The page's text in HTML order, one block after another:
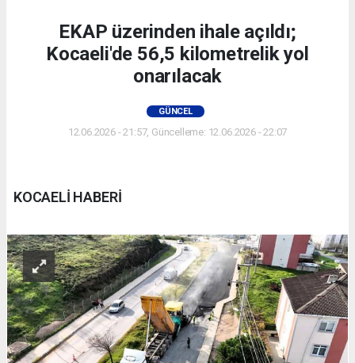
EKAP üzerinden ihale açıldı;
Kocaeli'de 56,5 kilometrelik yol
onarılacak
GÜNCEL
12.06.2026 - 21:57, Güncelleme: 12.06.2026 - 22:07
KOCAELİ HABERİ